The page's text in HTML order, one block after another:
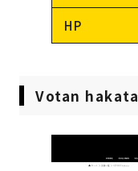
HP
Votan hakata